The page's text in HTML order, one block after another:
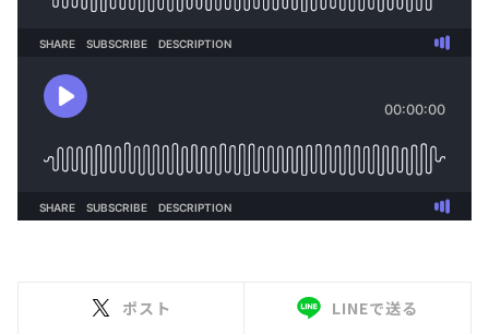
ポスト LINEで送る